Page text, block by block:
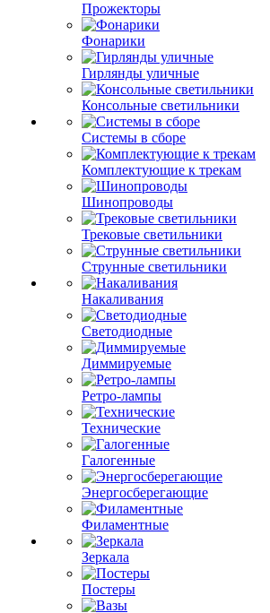
Прожекторы
Фонарики
Гирлянды уличные
Консольные светильники
Системы в сборе
Комплектующие к трекам
Шинопроводы
Трековые светильники
Струнные светильники
Накаливания
Светодиодные
Диммируемые
Ретро-лампы
Технические
Галогенные
Энергосберегающие
Филаментные
Зеркала
Постеры